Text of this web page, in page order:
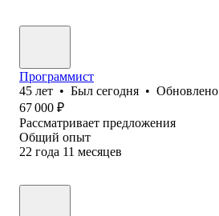
Программист
45 лет • Был сегодня • Обновлено
67 000 ₽
Рассматривает предложения
Общий опыт
22 года 11 месяцев